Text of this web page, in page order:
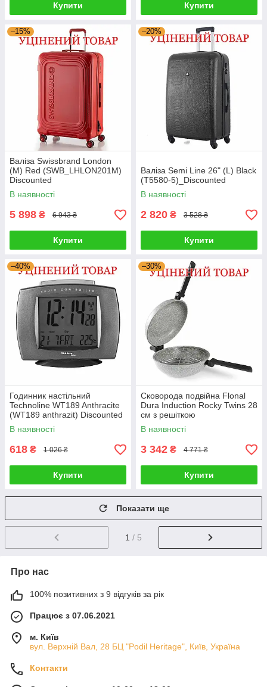
Купити Купити
–15%
Валіза Swissbrand London
(M) Red (SWB_LHLON201M)
Discounted
В наявності
5 898 ₴ 6 943 ₴
Купити
–20%
Валіза Semi Line 26" (L) Black
(T5580-5)_Discounted
В наявності
2 820 ₴ 3 528 ₴
Купити
–40%
Годинник настільний
Technoline WT189 Anthracite
(WT189 anthrazit) Discounted
В наявності
618 ₴ 1 026 ₴
Купити
–30%
Сковорода подвійна Flonal
Dura Induction Rocky Twins 28
см з решіткою
(RKIWP2830)_Discounted
В наявності
3 342 ₴ 4 771 ₴
Купити
Показати ще
1 / 5
Про нас
100% позитивних з 9 відгуків за рік
Працює з 07.06.2021
м. Київ
вул. Верхній Вал, 28 БЦ "Podil Heritage", Київ, Україна
Контакти